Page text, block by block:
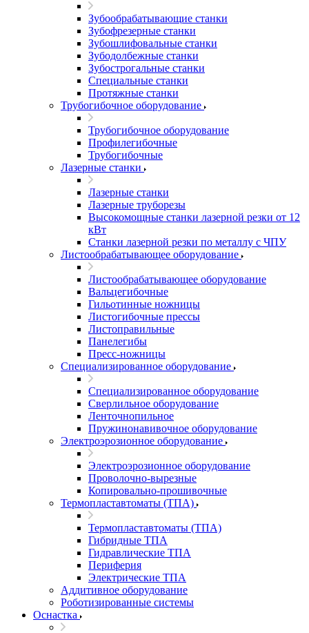
Зубообрабатывающие станки
Зубофрезерные станки
Зубошлифовальные станки
Зубодолбежные станки
Зубострогальные станки
Специальные станки
Протяжные станки
Трубогибочное оборудование
Трубогибочное оборудование
Профилегибочные
Трубогибочные
Лазерные станки
Лазерные станки
Лазерные труборезы
Высокомощные станки лазерной резки от 12
кВт
Станки лазерной резки по металлу с ЧПУ
Листообрабатывающее оборудование
Листообрабатывающее оборудование
Вальцегибочные
Гильотинные ножницы
Листогибочные прессы
Листоправильные
Панелегибы
Пресс-ножницы
Специализированное оборудование
Специализированное оборудование
Сверлильное оборудование
Ленточнопильное
Пружинонавивочное оборудование
Электроэрозионное оборудование
Электроэрозионное оборудование
Проволочно-вырезные
Копировально-прошивочные
Термопластавтоматы (ТПА)
Термопластавтоматы (ТПА)
Гибридные ТПА
Гидравлические ТПА
Периферия
Электрические ТПА
Аддитивное оборудование
Роботизированные системы
Оснастка